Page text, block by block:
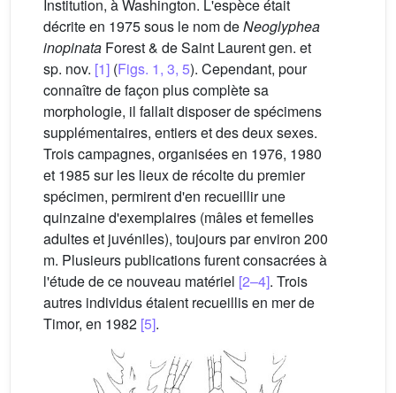
Institution, à Washington. L'espèce était
décrite en 1975 sous le nom deNeoglyphea
inopinata Forest & de Saint Laurent gen. et
sp. nov. [1] (Figs. 1, 3, 5). Cependant, pour
connaître de façon plus complète sa
morphologie, il fallait disposer de spécimens
supplémentaires, entiers et des deux sexes.
Trois campagnes, organisées en 1976, 1980
et 1985 sur les lieux de récolte du premier
spécimen, permirent d'en recueillir une
quinzaine d'exemplaires (mâles et femelles
adultes et juvéniles), toujours par environ 200
m. Plusieurs publications furent consacrées à
l'étude de ce nouveau matériel [2–4]. Trois
autres individus étaient recueillis en mer de
Timor, en 1982 [5].